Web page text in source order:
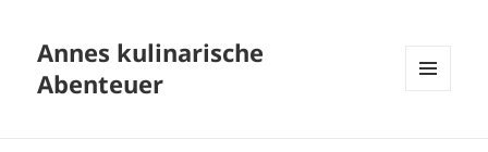
Annes kulinarische
Abenteuer